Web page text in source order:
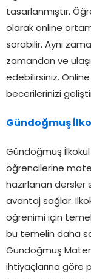
tasarlanmıştır.
olarak online
sorabilir. Aynı
zamandan ve
edebilirsiniz.
becerilerinizi
Gündoğmuş
Gündoğmuş
öğrencilerine
hazırlanan dersler
avantaj sağlar.
öğrenimi için
bu temelin daha
Gündoğmuş
ihtiyaçlarına göre